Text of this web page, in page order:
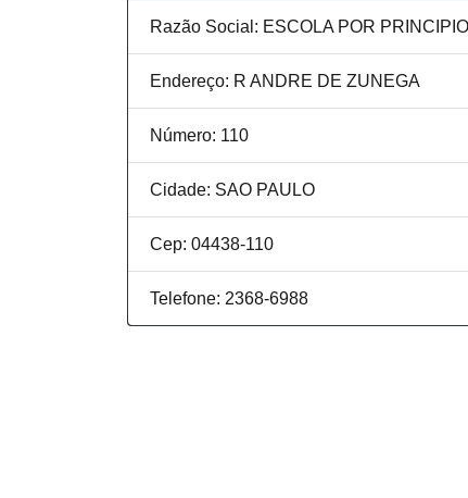
Razão Social: ESCOLA POR
Endereço: R ANDRE DE ZUNEGA
Número: 110
Cidade: SAO PAULO
Cep: 04438-110
Telefone: 2368-6988